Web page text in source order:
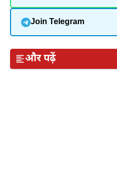
Join Telegram
और पढ़ें